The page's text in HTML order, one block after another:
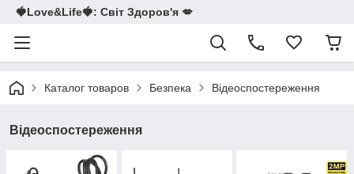
🍓Love&Life🍓: Світ Здоров'я 💋
Каталог товаров Безпека Відеоспостереження
Відеоспостереження